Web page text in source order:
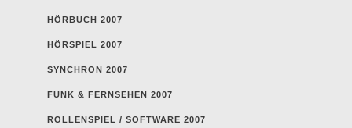
HÖRBUCH 2007
HÖRSPIEL 2007
SYNCHRON 2007
FUNK & FERNSEHEN 2007
ROLLENSPIEL / SOFTWARE 2007